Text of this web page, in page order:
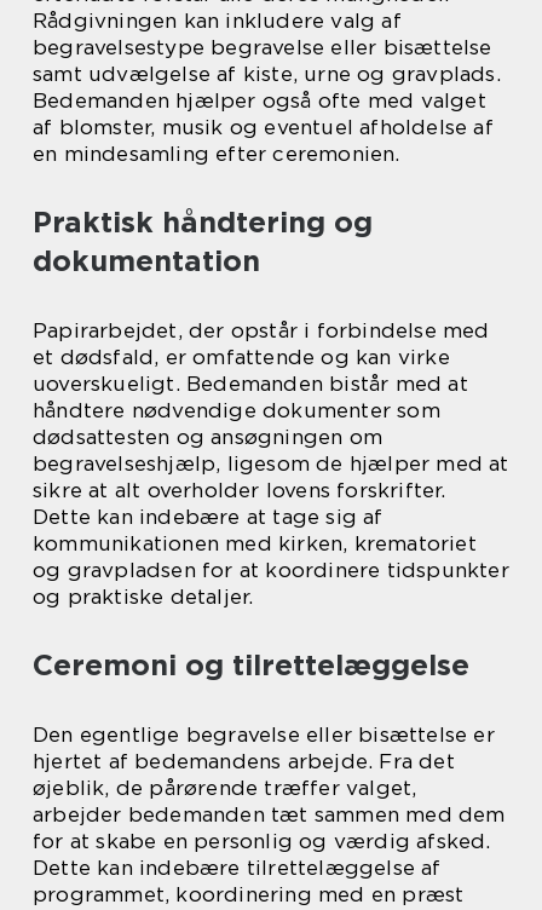
Rådgivningen kan inkludere valg af
begravelsestype begravelse eller bisættelse
samt udvælgelse af kiste, urne og gravplads.
Bedemanden hjælper også ofte med valget
af blomster, musik og eventuel afholdelse af
en mindesamling efter ceremonien.
Praktisk håndtering og
dokumentation
Papirarbejdet, der opstår i forbindelse med
et dødsfald, er omfattende og kan virke
uoverskueligt. Bedemanden bistår med at
håndtere nødvendige dokumenter som
dødsattesten og ansøgningen om
begravelseshjælp, ligesom de hjælper med at
sikre at alt overholder lovens forskrifter.
Dette kan indebære at tage sig af
kommunikationen med kirken, krematoriet
og gravpladsen for at koordinere tidspunkter
og praktiske detaljer.
Ceremoni og tilrettelæggelse
Den egentlige begravelse eller bisættelse er
hjertet af bedemandens arbejde. Fra det
øjeblik, de pårørende træffer valget,
arbejder bedemanden tæt sammen med dem
for at skabe en personlig og værdig afsked.
Dette kan indebære tilrettelæggelse af
programmet, koordinering med en præst